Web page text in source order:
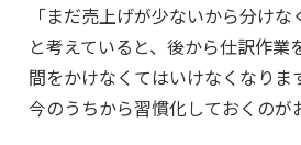
「まだ売上げが少ないから分けな
と考えていると、後から仕訳作業
間をかけなくてはいけなくなりま
今のうちから習慣化しておくのが